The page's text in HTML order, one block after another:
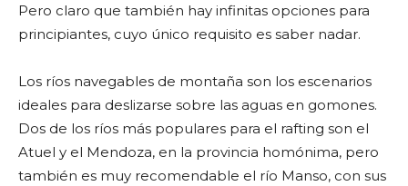
Pero claro que también hay infinitas opciones para
principiantes, cuyo único requisito es saber nadar.
Los ríos navegables de montaña son los escenarios
ideales para deslizarse sobre las aguas en gomones.
Dos de los ríos más populares para el rafting son el
Atuel y el Mendoza, en la provincia homónima, pero
también es muy recomendable el río Manso, con sus